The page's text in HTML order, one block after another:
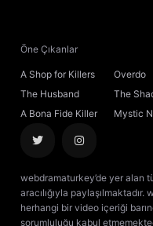
Öne Çıkanlar
A Shop for Killers Overdo
The Husband
The
A Bona Fide Killer Mystic
webdramaturkey’de yer alan
aracılığıyla
herhangi bir video içeriği
sorumluluğu kabul